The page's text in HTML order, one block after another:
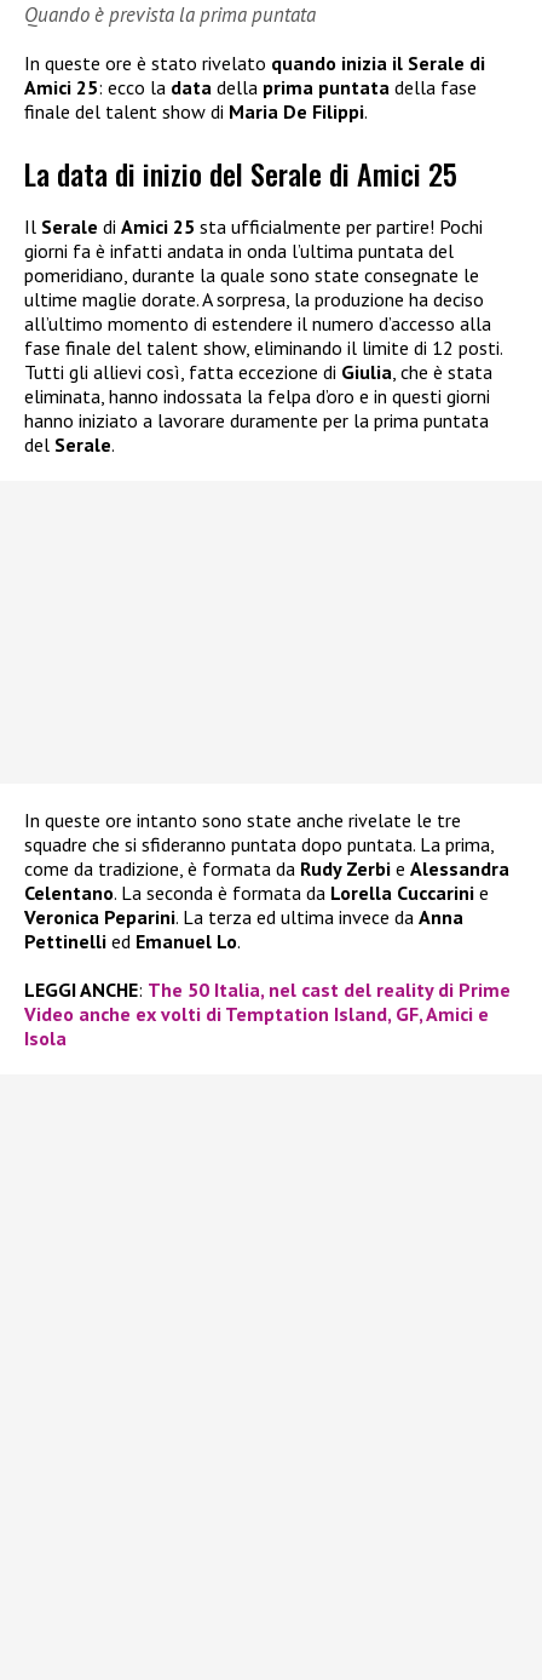
Quando è prevista la prima puntata
In queste ore è stato rivelato quando inizia il Serale di
Amici 25: ecco la data della prima puntata della fase
finale del talent show di Maria De Filippi.
La data di inizio del Serale di Amici 25
Il Serale di Amici 25 sta ufficialmente per partire! Pochi
giorni fa è infatti andata in onda l’ultima puntata del
pomeridiano, durante la quale sono state consegnate le
ultime maglie dorate. A sorpresa, la produzione ha deciso
all’ultimo momento di estendere il numero d’accesso alla
fase finale del talent show, eliminando il limite di 12 posti.
Tutti gli allievi così, fatta eccezione di Giulia , che è stata
eliminata, hanno indossata la felpa d’oro e in questi giorni
hanno iniziato a lavorare duramente per la prima puntata
del Serale.
In queste ore intanto sono state anche rivelate le tre
squadre che si sfideranno puntata dopo puntata. La prima,
come da tradizione, è formata da Rudy Zerbi e Alessandra
Celentano. La seconda è formata da Lorella Cuccarini e
Veronica Peparini. La terza ed ultima invece da Anna
Pettinelli ed Emanuel Lo.
LEGGI ANCHE: The 50 Italia, nel cast del reality di Prime
Video anche ex volti di Temptation Island, GF, Amici e
Isola